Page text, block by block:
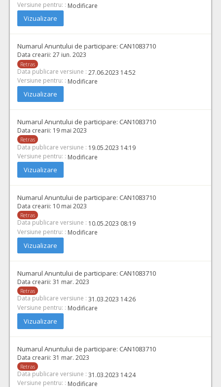
Versiune pentru: : Modificare
Vizualizare
Numarul Anuntului de participare: CAN1083710
Data crearii: 27 iun. 2023
Retras
Data publicare versiune : 27.06.2023 14:52
Versiune pentru: : Modificare
Vizualizare
Numarul Anuntului de participare: CAN1083710
Data crearii: 19 mai 2023
Retras
Data publicare versiune : 19.05.2023 14:19
Versiune pentru: : Modificare
Vizualizare
Numarul Anuntului de participare: CAN1083710
Data crearii: 10 mai 2023
Retras
Data publicare versiune : 10.05.2023 08:19
Versiune pentru: : Modificare
Vizualizare
Numarul Anuntului de participare: CAN1083710
Data crearii: 31 mar. 2023
Retras
Data publicare versiune : 31.03.2023 14:26
Versiune pentru: : Modificare
Vizualizare
Numarul Anuntului de participare: CAN1083710
Data crearii: 31 mar. 2023
Retras
Data publicare versiune : 31.03.2023 14:24
Versiune pentru: : Modificare